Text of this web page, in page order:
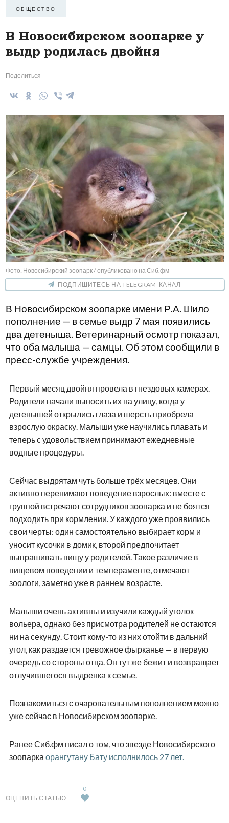
ОБЩЕСТВО
В Новосибирском зоопарке у
выдр родилась двойня
Поделиться
Фото: Новосибирский зоопарк / опубликовано на Сиб.фм
ПОДПИШИТЕСЬ НА TELEGRAM-КАНАЛ
В Новосибирском зоопарке имени Р.А. Шило
пополнение — в семье выдр 7 мая появились
два детеныша. Ветеринарный осмотр показал,
что оба малыша — самцы. Об этом сообщили в
пресс-службе учреждения.
Первый месяц двойня провела в гнездовых камерах.
Родители начали выносить их на улицу, когда у
детенышей открылись глаза и шерсть приобрела
взрослую окраску. Малыши уже научились плавать и
теперь с удовольствием принимают ежедневные
водные процедуры.
Сейчас выдрятам чуть больше трёх месяцев. Они
активно перенимают поведение взрослых: вместе с
группой встречают сотрудников зоопарка и не боятся
подходить при кормлении. У каждого уже проявились
свои черты: один самостоятельно выбирает корм и
уносит кусочки в домик, второй предпочитает
выпрашивать пищу у родителей. Такое различие в
пищевом поведении и темпераменте, отмечают
зоологи, заметно уже в раннем возрасте.
Малыши очень активны и изучили каждый уголок
вольера, однако без присмотра родителей не остаются
ни на секунду. Стоит кому-то из них отойти в дальний
угол, как раздается тревожное фырканье — в первую
очередь со стороны отца. Он тут же бежит и возвращает
отлучившегося выдренка к семье.
Познакомиться с очаровательным пополнением можно
уже сейчас в Новосибирском зоопарке.
Ранее Сиб.фм писал о том, что звезде Новосибирского
зоопарка орангутану Бату исполнилось 27 лет.
ОЦЕНИТЬ СТАТЬЮ
0